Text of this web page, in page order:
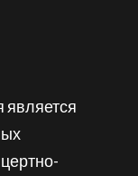
является